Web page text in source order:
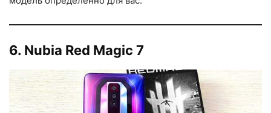
6. Nubia Red Magic 7